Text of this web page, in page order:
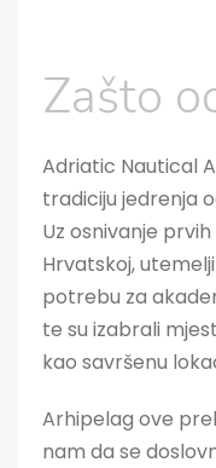
Zašto
Adriatic Nautical
tradiciju jedrenja
Uz osnivanje
Hrvatskoj,
potrebu za
te su izabrali
kao savršenu
Arhipelag ove
nam da se